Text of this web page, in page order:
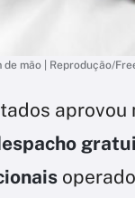
mão | Reprodução/